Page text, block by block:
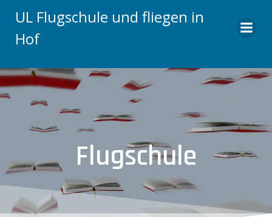
Inhalt
UL Flugschule und fliegen in
Hof
Flugschule